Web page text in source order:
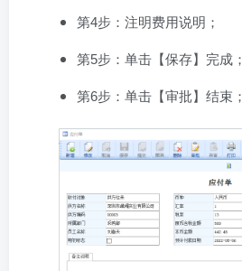
第4步：注明费用说明；
第5步：单击【保存】完成；
第6步：单击【审批】结束；